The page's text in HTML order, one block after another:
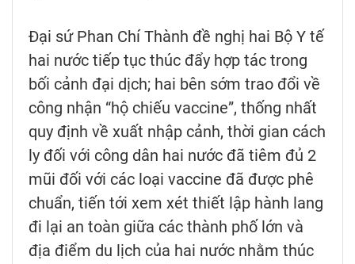
Đại sứ Phan Chí Thành đề nghị hai Bộ Y tế
hai nước tiếp tục thúc đẩy hợp tác trong
bối cảnh đại dịch; hai bên sớm trao đổi về
công nhận “hộ chiếu vaccine”, thống nhất
quy định về xuất nhập cảnh, thời gian cách
ly đối với công dân hai nước đã tiêm đủ 2
mũi đối với các loại vaccine đã được phê
chuẩn, tiến tới xem xét thiết lập hành lang
đi lại an toàn giữa các thành phố lớn và
địa điểm du lịch của hai nước nhằm thúc